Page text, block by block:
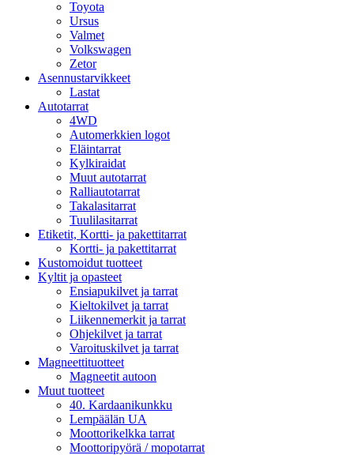
Toyota
Ursus
Valmet
Volkswagen
Zetor
Asennustarvikkeet
Lastat
Autotarrat
4WD
Automerkkien logot
Eläintarrat
Kylkiraidat
Muut autotarrat
Ralliautotarrat
Takalasitarrat
Tuulilasitarrat
Etiketit, Kortti- ja pakettitarrat
Kortti- ja pakettitarrat
Kustomoidut tuotteet
Kyltit ja opasteet
Ensiapukilvet ja tarrat
Kieltokilvet ja tarrat
Liikennemerkit ja tarrat
Ohjekilvet ja tarrat
Varoituskilvet ja tarrat
Magneettituotteet
Magneetit autoon
Muut tuotteet
40. Kardaanikunkku
Lempäälän UA
Moottorikelkka tarrat
Moottoripyörä / mopotarrat